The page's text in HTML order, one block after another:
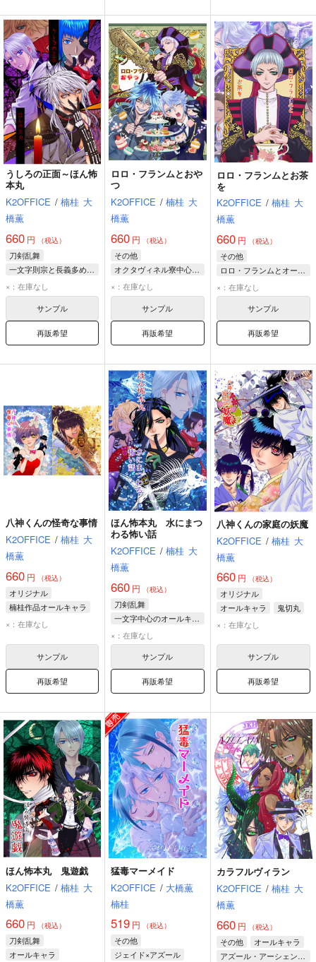
うしろの正面～ほん怖
本丸
K2OFFICE / 楠桂 大
橋薫
660 円 （税込）
刀剣乱舞
一文字則宗と長義多めのオールキャラ
人間無骨
一文字則宗
×：在庫なし
サンプル
再販希望
ロロ・フランムとおや
つ
K2OFFICE / 楠桂 大
橋薫
660 円 （税込）
その他
オクタヴィネル寮中心オールキャラ
ロロ・フランム
アズール・アーシェングロット
イデア・シュラウド
×：在庫なし
サンプル
再販希望
ロロ・フランムとお茶
を
K2OFFICE / 楠桂 大
橋薫
660円 （税込）
その他
ロロ・フランムとオールキャラ
ロロ・フランム
アズール・アーシェングロット
フロイド・リーチ
×：在庫なし
サンプル
再販希望
八神くんの怪奇な事情
K2OFFICE / 楠桂 大
橋薫
660 円 （税込）
オリジナル
楠桂作品オールキャラ
鬼切丸
八神裕司
×：在庫なし
サンプル
再販希望
ほん怖本丸 水にまつ
わる怖い話
K2OFFICE / 楠桂 大
橋薫
660 円 （税込）
刀剣乱舞
一文字中心のオールキャラ
笹貫
一文字則宗
山姥切長義
×：在庫なし
サンプル
再販希望
八神くんの家庭の妖魔
K2OFFICE / 楠桂 大
橋薫
660円 （税込）
オリジナル
オールキャラ
鬼切丸
八神野美
×：在庫なし
サンプル
再販希望
ほん怖本丸 鬼遊戯
K2OFFICE / 楠桂 大
橋薫
660 円 （税込）
刀剣乱舞
オールキャラ
猛毒マーメイド
K2OFFICE / 大橋薫
楠桂
519 円 （税込）
その他
ジェイド×アズール
カラフルヴィラン
K2OFFICE / 楠桂 大
橋薫
660円 （税込）
その他
オールキャラ
アズール・アーシェングロット